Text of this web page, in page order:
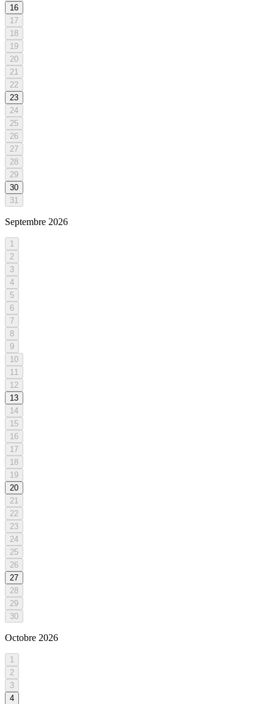
16
17
18
19
20
21
22
23
24
25
26
27
28
29
30
31
Septembre 2026
1
2
3
4
5
6
7
8
9
10
11
12
13
14
15
16
17
18
19
20
21
22
23
24
25
26
27
28
29
30
Octobre 2026
1
2
3
4